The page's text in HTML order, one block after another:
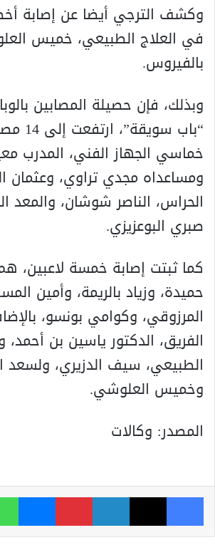
وكشف الترجي أيضا عن إصابة
في العلاج الطبيعي، خميس
بالفيروس.
وبذلك، فإن حصيلة المصابين
“باب
خماسي الجهاز الفني، المدرب
ومساعداه مجدي تراوي، وعثمان
الحراس، الناصر شوشان، والمعد
صبري البوعزيزي.
كما ثبتت إصابة خمسة لاعبين،
حميدة، وزياد بالريمة، وأمين
المرزوقي، وكوامي بونسو،
الفريق، الدكتور ياسين بن أحمد،
الطبيعي، سيف الدزيري، ولسعد
وخميس العلوشي.
المصدر: وكالات
فيسبوك ‫X لينكدإن بينتيريست ماسنجر